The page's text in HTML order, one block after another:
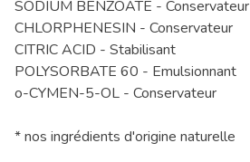
SODIUM BENZOATE - Conservateur
CHLORPHENESIN - Conservateur
CITRIC ACID - Stabilisant
POLYSORBATE 60 - Emulsionnant
o-CYMEN-5-OL - Conservateur
* nos ingrédients d'origine naturelle